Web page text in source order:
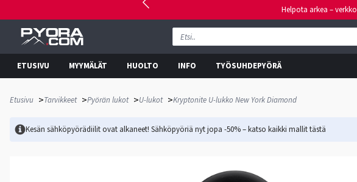
Helpota arkea –
ETUSIVU MYYMÄLÄT HUOLTO INFO TYÖSUHDEPYÖRÄ
Etusivu >Tarvikkeet >Pyörän lukot >U-lukot >Kryptonite U-lukko New York Diamond
Kesän sähköpyörädiilit ovat alkaneet! Sähköpyöriä nyt jopa -50% – katso kaikki mallittästä